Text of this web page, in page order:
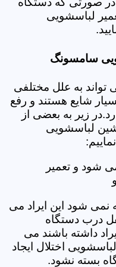
لباسشویی
سامسونگ
به علل مختلفی
شایع هستند و رفع
زیر به بعضی از
لباسشویی
شود و تعمیر
شود این ایراد می
درب دستگاه
داشته باشند می
اختلال ایجاد
بسته نشود.